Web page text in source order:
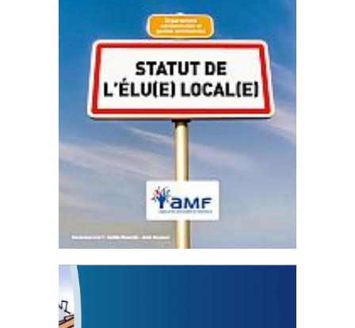
Statut de l’élu local
3 avril 2024
Mise à jour avril 2024